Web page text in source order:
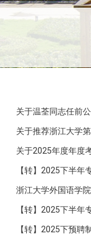
关于温荃同志任前
关于推荐浙江大学
关于2025年度年度
【转】2025下半年
浙江大学外国语学
【转】2025下半年
【转】2025下预聘